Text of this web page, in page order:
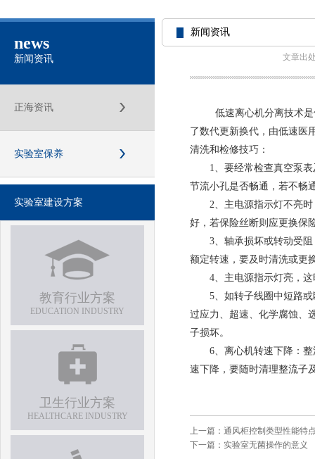
news
新闻资讯
正海资讯
实验室保养
实验室建设方案
教育行业方案
EDUCATION INDUSTRY
卫生行业方案
HEALTHCARE INDUSTRY
新闻资讯
文章出
低速离心机分离技术
了数代更新换代，由低速医
清洗和检修技巧：
1、要经常检查真空泵表
节流小孔是否畅通，若不畅
2、主电源指示灯不亮时
好，若保险丝断则应更换保
3、轴承损坏或转动受阻
额定转速，要及时清洗或更
4、主电源指示灯亮，这
5、如转子线圈中短路或
过应力、超速、化学腐蚀、
子损坏。
6、离心机转速下降：整
速下降，要随时清理整流子
上一篇： 通风柜控制类型性能特
下一篇： 实验室无菌操作的意义